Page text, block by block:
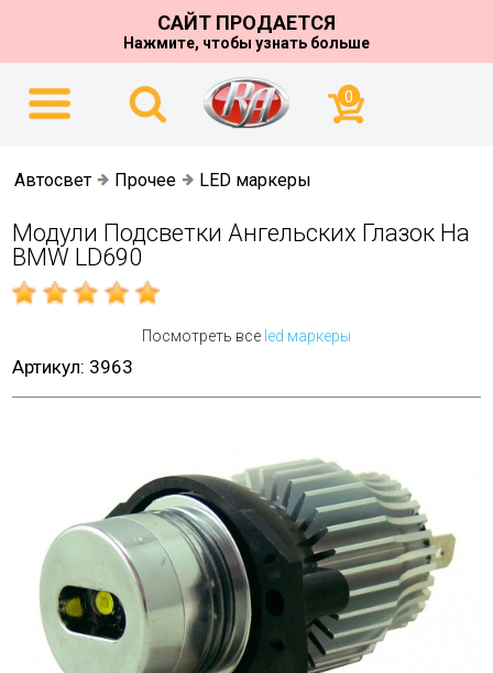
САЙТ ПРОДАЕТСЯ
Нажмите, чтобы узнать больше
0
Автосвет Прочее LED маркеры
Модули Подсветки Ангельских Глазок На
BMW LD690
Посмотреть все led маркеры
Артикул: 3963